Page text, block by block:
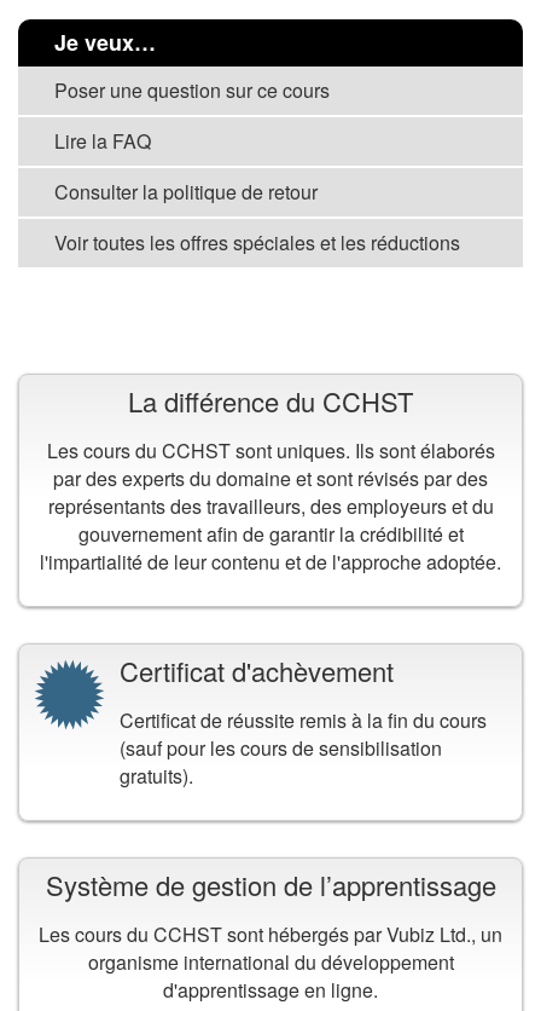
Je veux…
Poser une question sur ce cours
Lire la FAQ
Consulter la politique de retour
Voir toutes les offres spéciales et les réductions
La différence du CCHST
Les cours du CCHST sont uniques. Ils sont élaborés
par des experts du domaine et sont révisés par des
représentants des travailleurs, des employeurs et du
gouvernement afin de garantir la crédibilité et
l'impartialité de leur contenu et de l'approche adoptée.
Certificat d'achèvement
Certificat de réussite remis à la fin du cours
(sauf pour les cours de sensibilisation
gratuits).
Système de gestion de l’apprentissage
Les cours du CCHST sont hébergés par Vubiz Ltd., un
organisme international du développement
d'apprentissage en ligne.